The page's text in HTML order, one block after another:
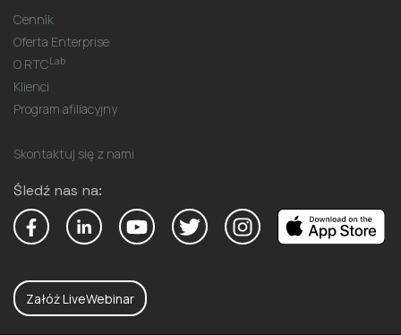
Cennik
Oferta Enterprise
O RTCLab
Klienci
Program afiliacyjny
Skontaktuj się z nami
Śledź nas na:
Załóż LiveWebinar